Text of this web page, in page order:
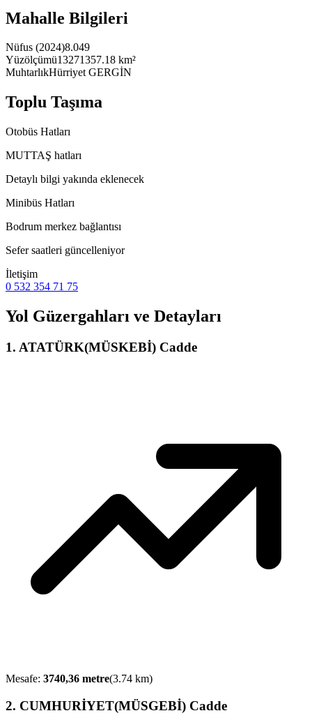
Mahalle Bilgileri
Nüfus (2024)8.049
Yüzölçümü13271357.18 km²
MuhtarlıkHürriyet GERGİN
Toplu Taşıma
Otobüs Hatları
MUTTAŞ hatları
Detaylı bilgi yakında eklenecek
Minibüs Hatları
Bodrum merkez bağlantısı
Sefer saatleri güncelleniyor
İletişim
0 532 354 71 75
Yol Güzergahları ve Detayları
1. ATATÜRK(MÜSKEBİ) Cadde
Mesafe: 3740,36 metre(3.74 km)
2. CUMHURİYET(MÜSGEBİ) Cadde